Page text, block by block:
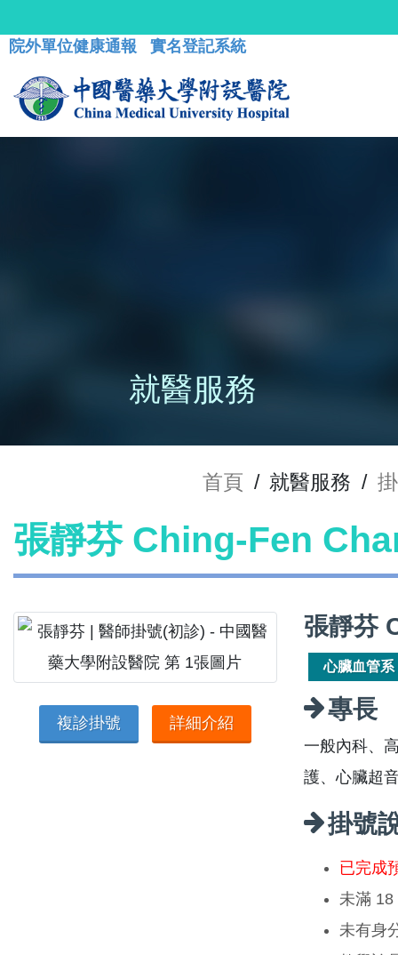
院外單位健康通報 實名登記系統
就醫服務
首頁 / 就醫服務 /
張靜芬 Ching-Fen
複診掛號 詳細介紹
張靜芬
心臟血管系
專長
一般內科、
護、心臟超
掛號
已完成
未滿 18
未有身